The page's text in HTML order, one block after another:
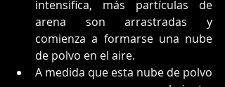
intensifica, más partículas de
arena son arrastradas y
comienza a formarse una nube
de polvo en el aire.
A medida que esta nube de polvo